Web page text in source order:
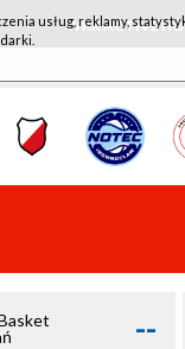
WKK ACTIVE
--
usług, reklamy,